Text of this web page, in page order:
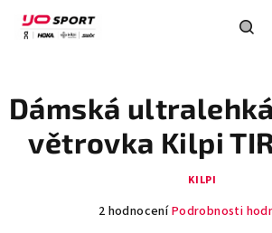
obsah
Dámská
větrovka Kilpi
KILPI
Průměrné
2 hodnoceníPodrobnosti